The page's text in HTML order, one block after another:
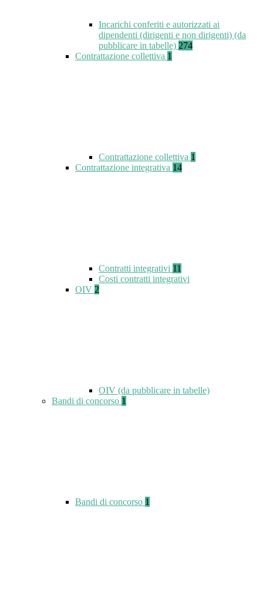
Incarichi conferiti e autorizzati ai
dipendenti (dirigenti e non dirigenti) (da
pubblicare in tabelle) 274
Contrattazione collettiva 1
Contrattazione collettiva 1
Contrattazione integrativa 14
Contratti integrativi 11
Costi contratti integrativi
OIV 2
OIV (da pubblicare in tabelle)
Bandi di concorso 1
Bandi di concorso 1